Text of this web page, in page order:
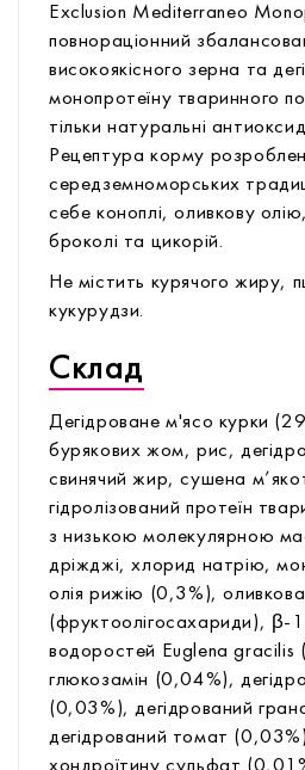
Exclusion Mediterraneo
повнораціонний
високоякісного зерна та
монопротеїну тваринного
тільки натуральні
Рецептура корму
середземноморських
себе коноплі, оливкову
броколі та цикорій.
Не містить курячого жиру,
кукурудзи.
Склад
Дегідроване м'ясо курки
бурякових жом, рис,
свинячий жир, сушена
гідролізований протеїн
з низькою молекулярною
дріжджі, хлорид натрію,
олія рижію (0,3%),
(фруктоолігосахариди), β-
водоростей Euglena gracilis
глюкозамін (0,04%),
(0,03%), дегідрований
дегідрований томат